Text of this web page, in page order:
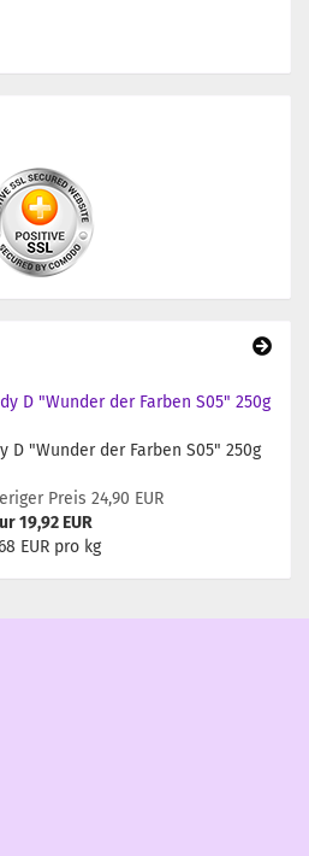
D "Wunder der Farben S05" 250g
Preis 24,90 EUR
19,92 EUR
EUR pro kg